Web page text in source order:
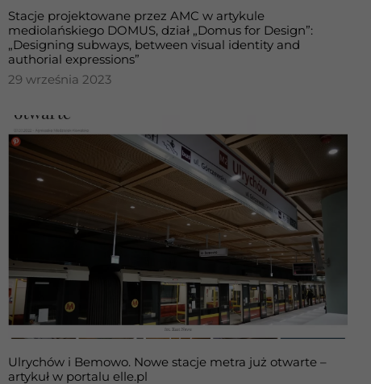
Stacje projektowane przez AMC w artykule
mediolańskiego DOMUS, dział „Domus for Design”:
„Designing subways, between visual identity and
authorial expressions”
29 września 2023
Ulrychów i Bemowo. Nowe stacje metra już otwarte –
artykuł w portalu elle.pl